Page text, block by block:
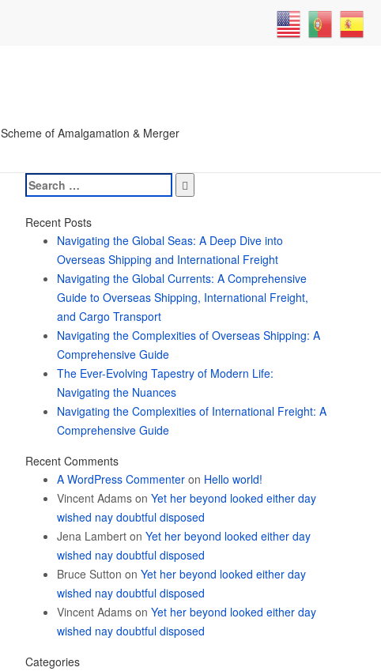
Scheme of Amalgamation & Merger
Search
for:
Recent Posts
Navigating the Global Seas: A Deep Dive into
Overseas Shipping and International Freight
Navigating the Global Currents: A Comprehensive
Guide to Overseas Shipping, International Freight,
and Cargo Transport
Navigating the Complexities of Overseas Shipping: A
Comprehensive Guide
The Ever-Evolving Tapestry of Modern Life:
Navigating the Nuances
Navigating the Complexities of International Freight: A
Comprehensive Guide
Recent Comments
A WordPress Commenteron Hello world!
Vincent Adamson Yet her beyond looked either day
wished nay doubtful disposed
Jena Lamberton Yet her beyond looked either day
wished nay doubtful disposed
Bruce Sutton on Yet her beyond looked either day
wished nay doubtful disposed
Vincent Adamson Yet her beyond looked either day
wished nay doubtful disposed
Categories